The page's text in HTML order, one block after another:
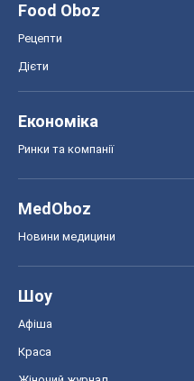
Food Oboz
Рецепти
Дієти
Економіка
Ринки та компанії
MedOboz
Новини медицини
Шоу
Афіша
Краса